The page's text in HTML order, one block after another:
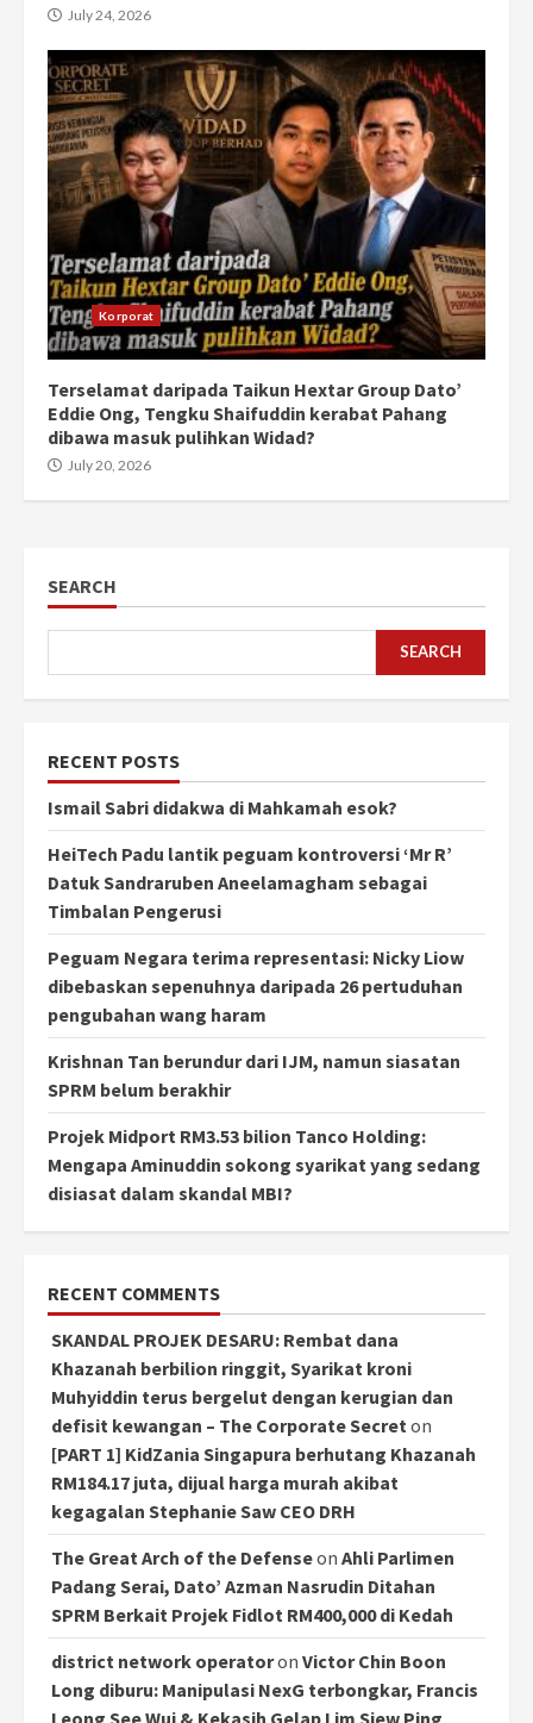
July 24, 2026
Korporat
Terselamat daripada Taikun Hextar Group Dato’
Eddie Ong, Tengku Shaifuddin kerabat Pahang
dibawa masuk pulihkan Widad?
July 20, 2026
SEARCH
SEARCH
RECENT POSTS
Ismail Sabri didakwa di Mahkamah esok?
HeiTech Padu lantik peguam kontroversi ‘Mr R’
Datuk Sandraruben Aneelamagham sebagai
Timbalan Pengerusi
Peguam Negara terima representasi: Nicky Liow
dibebaskan sepenuhnya daripada 26 pertuduhan
pengubahan wang haram
Krishnan Tan berundur dari IJM, namun siasatan
SPRM belum berakhir
Projek Midport RM3.53 bilion Tanco Holding:
Mengapa Aminuddin sokong syarikat yang sedang
disiasat dalam skandal MBI?
RECENT COMMENTS
SKANDAL PROJEK DESARU: Rembat dana
Khazanah berbilion ringgit, Syarikat kroni
Muhyiddin terus bergelut dengan kerugian dan
defisit kewangan – The Corporate Secret on
[PART 1] KidZania Singapura berhutang Khazanah
RM184.17 juta, dijual harga murah akibat
kegagalan Stephanie Saw CEO DRH
The Great Arch of the Defenseon Ahli Parlimen
Padang Serai, Dato’ Azman Nasrudin Ditahan
SPRM Berkait Projek Fidlot RM400,000 di Kedah
district network operatoron Victor Chin Boon
Long diburu: Manipulasi NexG terbongkar, Francis
Leong See Wui & Kekasih Gelap Lim Siew Ping